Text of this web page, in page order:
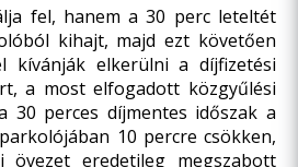
fel, hanem a 30 perc leteltét
kihajt, majd ezt követően
kívánják elkerülni a díjfizetési
a most elfogadott közgyűlési
30 perces díjmentes időszak a
10 percre csökken,
övezet eredetileg megszabott